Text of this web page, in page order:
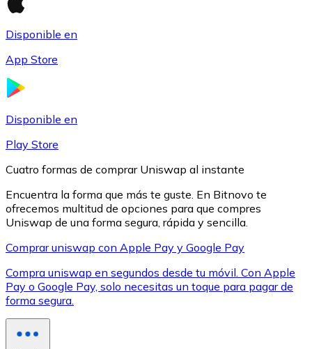
Litecoin
LTC
Ver todo
Disponible en
App Store
Disponible en
Play Store
Cuatro formas de comprar Uniswap al instante
Encuentra la forma que más te guste. En Bitnovo te
ofrecemos multitud de opciones para que compres
Uniswap de una forma segura, rápida y sencilla.
Comprar uniswap con Apple Pay y Google Pay
Compra uniswap en segundos desde tu móvil. Con Apple
Pay o Google Pay, solo necesitas un toque para pagar de
forma segura.